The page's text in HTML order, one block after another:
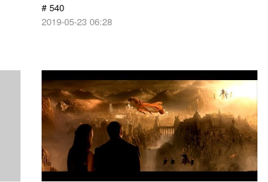
# 540
2019-05-23 06:28